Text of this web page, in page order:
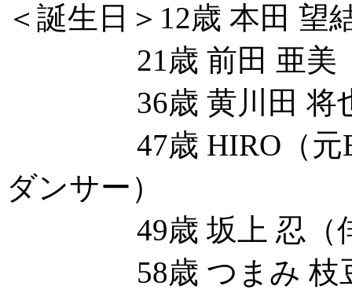
＜誕生日＞12歳 本田 望
21歳 前田 亜美（
36歳 黄川田 将也
47歳 HIRO（元
ダンサー）
49歳 坂上 忍（俳
58歳 つまみ 枝豆